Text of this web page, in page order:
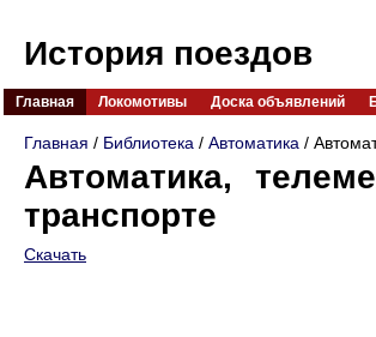
История поездов
Главная Локомотивы Доска объявлений
Главная / Библиотека / Автоматика /
Автоматика,
транспорте
Скачать